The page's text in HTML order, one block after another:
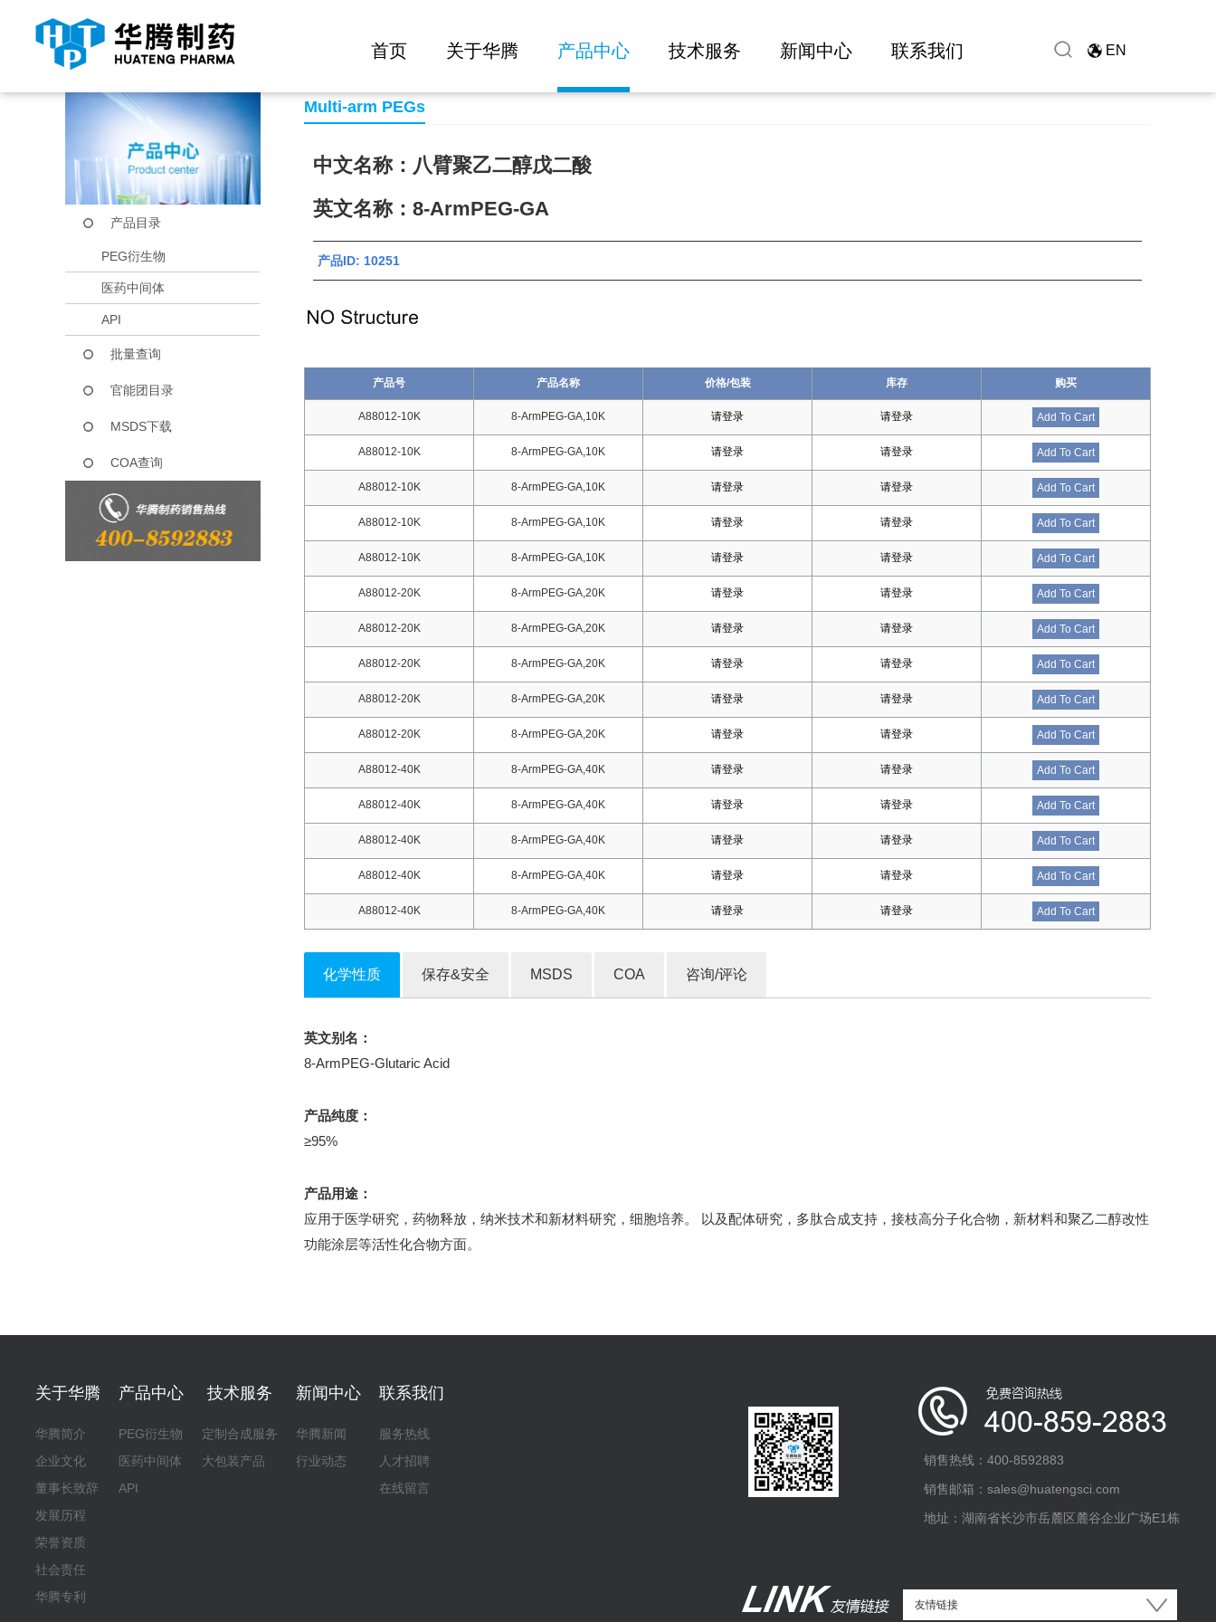
首页 关于华腾 产品中心 技术服务 新闻中心 联系我们 EN
当前位置： 首页 产品中心 8-ArmPEG-GA
产品目录
PEG衍生物
医药中间体
API
批量查询
官能团目录
MSDS下载
COA查询
Multi-arm PEGs
中文名称：八臂聚乙二醇戊二酸
英文名称：8-ArmPEG-GA
产品ID: 10251
产品号 产品名称 价格/包装 库存 购买
A88012-10K 8-ArmPEG-GA,10K 请登录 请登录 Add To Cart
A88012-10K 8-ArmPEG-GA,10K 请登录 请登录 Add To Cart
A88012-10K 8-ArmPEG-GA,10K 请登录 请登录 Add To Cart
A88012-10K 8-ArmPEG-GA,10K 请登录 请登录 Add To Cart
A88012-10K 8-ArmPEG-GA,10K 请登录 请登录 Add To Cart
A88012-20K 8-ArmPEG-GA,20K 请登录 请登录 Add To Cart
A88012-20K 8-ArmPEG-GA,20K 请登录 请登录 Add To Cart
A88012-20K 8-ArmPEG-GA,20K 请登录 请登录 Add To Cart
A88012-20K 8-ArmPEG-GA,20K 请登录 请登录 Add To Cart
A88012-20K 8-ArmPEG-GA,20K 请登录 请登录 Add To Cart
A88012-40K 8-ArmPEG-GA,40K 请登录 请登录 Add To Cart
A88012-40K 8-ArmPEG-GA,40K 请登录 请登录 Add To Cart
A88012-40K 8-ArmPEG-GA,40K 请登录 请登录 Add To Cart
A88012-40K 8-ArmPEG-GA,40K 请登录 请登录 Add To Cart
A88012-40K 8-ArmPEG-GA,40K 请登录 请登录 Add To Cart
化学性质 保存&安全 MSDS COA 咨询/评论
英文别名：
8-ArmPEG-Glutaric Acid
产品纯度：
≥95%
产品用途：
应用于医学研究，药物释放，纳米技术和新材料研究，细胞培养。 以及配体研究，多肽合成支持，接枝高分子化合物，新材料和聚乙二醇改性
功能涂层等活性化合物方面。
关于华腾
华腾简介
企业文化
董事长致辞
发展历程
荣誉资质
社会责任
华腾专利
产品中心
PEG衍生物
医药中间体
API
技术服务
定制合成服务
大包装产品
新闻中心
华腾新闻
行业动态
联系我们
服务热线
人才招聘
在线留言
销售热线：400-8592883
销售邮箱：sales@huatengsci.com
地址：湖南省长沙市岳麓区麓谷企业广场E1栋